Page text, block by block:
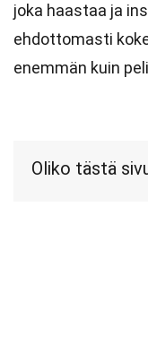
joka haastaa ja
ehdottomasti
enemmän kuin
Oliko tästä